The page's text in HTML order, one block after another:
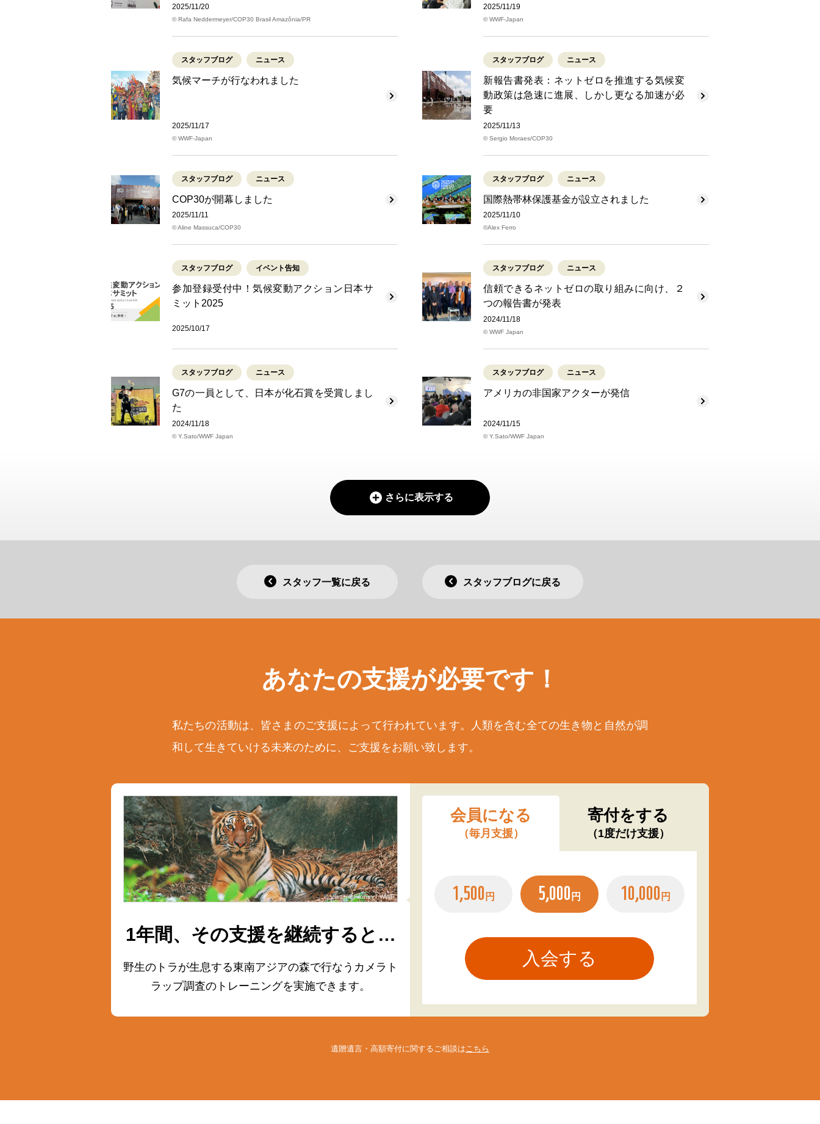
2025/11/20
© Rafa Neddermeyer/COP30 Brasil Amazônia/PR
2025/11/19
© WWF-Japan
スタッフブログ ニュース
気候マーチが行なわれました
2025/11/17
© WWF-Japan
スタッフブログ ニュース
新報告書発表：ネットゼロを推進する気候変
動政策は急速に進展、しかし更なる加速が必
要
2025/11/13
© Sergio Moraes/COP30
スタッフブログ ニュース
COP30が開幕しました
2025/11/11
© Aline Massuca/COP30
スタッフブログ ニュース
国際熱帯林保護基金が設立されました
2025/11/10
©Alex Ferro
スタッフブログ イベント告知
参加登録受付中！気候変動アクション日本サ
ミット2025
2025/10/17
スタッフブログ ニュース
信頼できるネットゼロの取り組みに向け、２
つの報告書が発表
2024/11/18
© WWF Japan
スタッフブログ ニュース
G7の一員として、日本が化石賞を受賞しまし
た
2024/11/18
© Y.Sato/WWF Japan
スタッフブログ ニュース
アメリカの非国家アクターが発信
2024/11/15
© Y.Sato/WWF Japan
さらに表示する
スタッフ一覧に戻る スタッフブログに戻る
あなたの支援が必要です！
私たちの活動は、皆さまのご支援によって行われています。人類を含む全ての生き物と自然が調
和して生きていける未来のために、ご支援をお願い致します。
© Vladimir Filonov / WWF
1年間、その支援を継続すると…
野生のトラが生息する東南アジアの森で行なう カメラト
ラップ調査の トレーニングを実施できます。
会員になる
（毎月支援）
寄付をする
（1度だけ支援）
1,500 円 5,000 円 10,000 円
遺贈遺言・高額寄付に関するご相談は こちら